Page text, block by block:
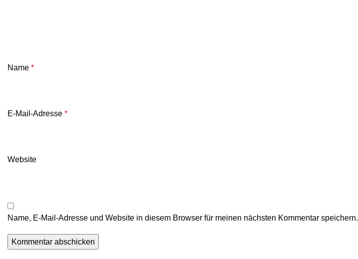
Name *
E-Mail-Adresse *
Website
Name, E-Mail-Adresse und Website in diesem Browser für meinen nächsten Kommentar speichern.